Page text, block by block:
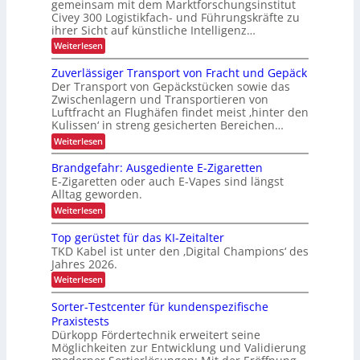
i
n
n
e
b
e
t
r
i
e
b
l
i
c
h
e
n
L
a
s
t
e
n
h
L
E
D
-
P
r
o
j
e
k
t
i
o
n
k
A
i
m
t
e
c
D
C
I
x
e
s
P
a
l
e
t
t
e
n
m
a
a
g
e
m
e
n
t
a
u
d
e
r
U
S
A
-
P
r
ä
s
e
n
z
gemeinsam mit dem Marktforschungsinstitut
Civey 300 Logistikfach- und Führungskräfte zu
ihrer Sicht auf künstliche Intelligenz…
Weiterlesen:
K
I
-
N
u
t
z
u
n
g
i
n
d
e
r
L
o
g
i
s
t
i
k
Zuverlässiger Transport von Fracht und Gepäck
Der Transport von Gepäckstücken sowie das
Zwischenlagern und Transportieren von
Luftfracht an Flughäfen findet meist ‚hinter den
Kulissen‘ in streng gesicherten Bereichen…
Weiterlesen:
Z
v
e
r
l
ä
s
i
g
e
r
T
r
a
n
s
p
Brandgefahr: Ausgediente E-Zigaretten
E-Zigaretten oder auch E-Vapes sind längst
Alltag geworden.
Weiterlesen:
B
a
n
d
g
e
a
h
r
:
A
Top gerüstet für das KI-Zeitalter
TKD Kabel ist unter den ‚Digital Champions‘ des
Jahres 2026.
Weiterlesen:
T
p
g
e
r
ü
Sorter-Testcenter für kundenspezifische
Praxistests
Dürkopp Fördertechnik erweitert seine
Möglichkeiten zur Entwicklung und Validierung